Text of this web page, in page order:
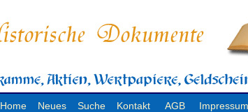
Home Neues Suche Kontakt AGB Impressum